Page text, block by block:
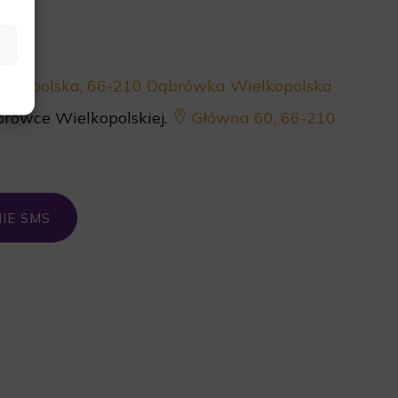
66-210 Dąbrówka Wielkopolska
Wielkopolskiej.
Główna 60, 66-210
SMS